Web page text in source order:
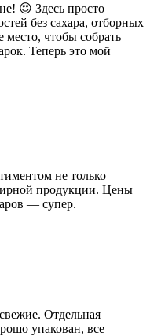
😍 Здесь просто
без сахара, отборных
место, чтобы собрать
Теперь это мой
не только
продукции. Цены
— супер.
Отдельная
упакован, все